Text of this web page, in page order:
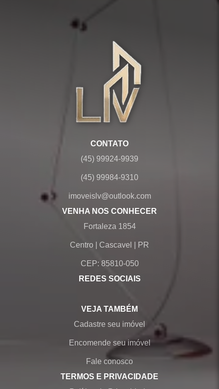
CONTATO
(45) 99924-9939
(45) 99984-9310
imoveislv@outlook.com
VENHA NOS CONHECER
Fortaleza 1854
Centro Cascavel PR
CEP: 85810-050
REDES SOCIAIS
VEJA TAMBÉM
Cadastre seu imóvel
Encomende seu imóvel
Fale conosco
TERMOS E PRIVACIDADE